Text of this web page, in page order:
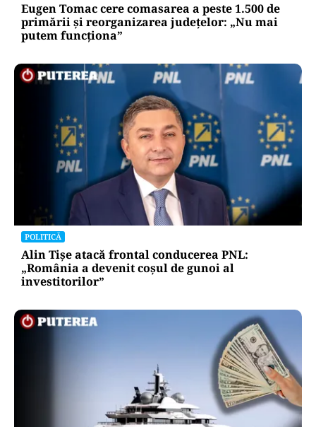
Eugen Tomac cere comasarea a peste 1.500 de
primării și reorganizarea județelor: „Nu mai
putem funcționa”
POLITICĂ
Alin Tișe atacă frontal conducerea PNL:
„România a devenit coșul de gunoi al
investitorilor”